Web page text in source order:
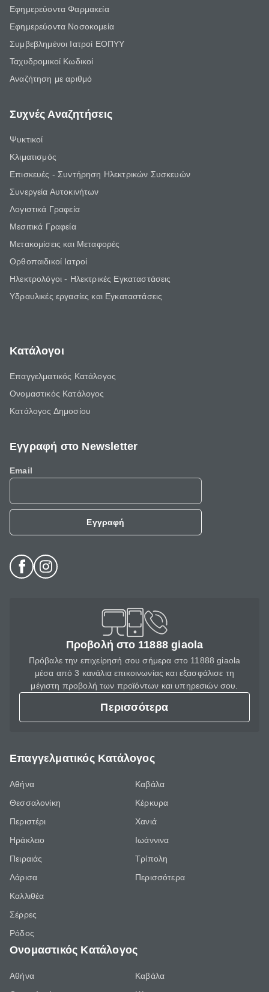
Εφημερεύοντα Φαρμακεία
Εφημερεύοντα Νοσοκομεία
Συμβεβλημένοι Ιατροί ΕΟΠΥΥ
Ταχυδρομικοί Κωδικοί
Αναζήτηση με αριθμό
Συχνές Αναζητήσεις
Ψυκτικοί
Κλιματισμός
Επισκευές - Συντήρηση Ηλεκτρικών Συσκευών
Συνεργεία Αυτοκινήτων
Λογιστικά Γραφεία
Μεσιτικά Γραφεία
Μετακομίσεις και Μεταφορές
Ορθοπαιδικοί Ιατροί
Ηλεκτρολόγοι - Ηλεκτρικές Εγκαταστάσεις
Υδραυλικές εργασίες και Εγκαταστάσεις
Κατάλογοι
Επαγγελματικός Κατάλογος
Ονομαστικός Κατάλογος
Κατάλογος Δημοσίου
Εγγραφή στο Newsletter
Email
Εγγραφή
Προβολή στο 11888 giaola
Πρόβαλε την επιχείρησή σου σήμερα στο 11888 giaola
μέσα από 3 κανάλια επικοινωνίας και εξασφάλισε τη
μέγιστη προβολή των προϊόντων και υπηρεσιών σου.
Περισσότερα
Επαγγελματικός Κατάλογος
Αθήνα
Θεσσαλονίκη
Περιστέρι
Ηράκλειο
Πειραιάς
Λάρισα
Καλλιθέα
Σέρρες
Ρόδος
Καβάλα
Κέρκυρα
Χανιά
Ιωάννινα
Τρίπολη
Περισσότερα
Ονομαστικός Κατάλογος
Αθήνα
Καβάλα